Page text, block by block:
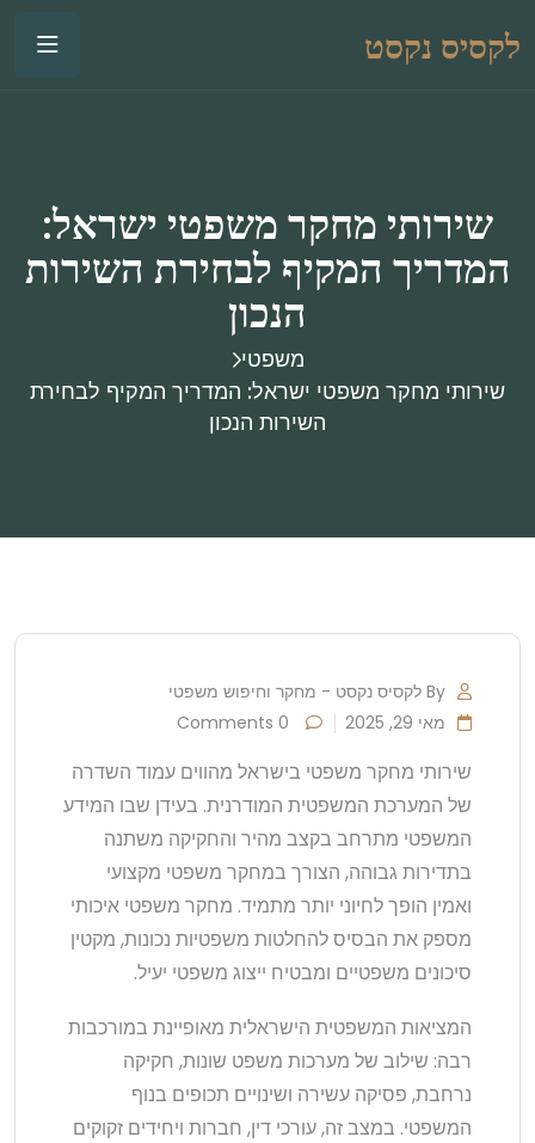
לקסיס נקסט
שירותי מחקר משפטי ישראל:
המדריך המקיף לבחירת השירות
הנכון
משפטי
שירותי מחקר משפטי ישראל: המדריך המקיף לבחירת
השירות הנכון
By לקסיס נקסט - מחקר וחיפוש משפטי
מאי 29, 2025
שירותי מחקר משפטי בישראל מהווים עמוד השדרה
של המערכת המשפטית המודרנית. בעידן שבו המידע
המשפטי מתרחב בקצב מהיר והחקיקה משתנה
בתדירות גבוהה, הצורך במחקר משפטי מקצועי
ואמין הופך לחיוני יותר מתמיד. מחקר משפטי איכותי
מספק את הבסיס להחלטות משפטיות נכונות, מקטין
סיכונים משפטיים ומבטיח ייצוג משפטי יעיל.
המציאות המשפטית הישראלית מאופיינת במורכבות
רבה: שילוב של מערכות משפט שונות, חקיקה
נרחבת, פסיקה עשירה ושינויים תכופים בנוף
המשפטי. במצב זה, עורכי דין, חברות ויחידים זקוקים